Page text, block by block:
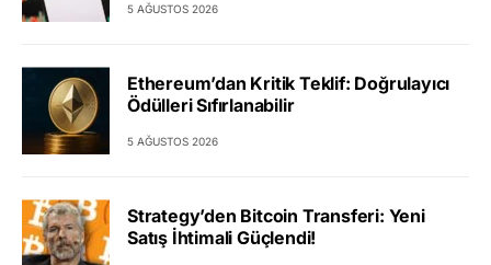
5 AĞUSTOS 2026
Ethereum’dan Kritik Teklif: Doğrulayıcı
Ödülleri Sıfırlanabilir
5 AĞUSTOS 2026
Strategy’den Bitcoin Transferi: Yeni
Satış İhtimali Güçlendi!